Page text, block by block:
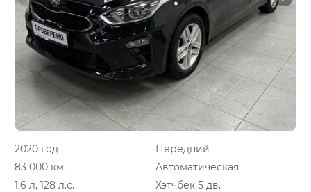
2020 год
Передний
83 000 км.
Автоматическая
1.6 л, 128 л.с.
Хэтчбек 5 дв.